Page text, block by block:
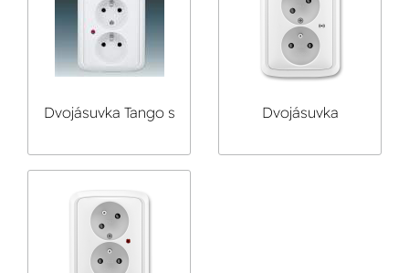
Dvojásuvka Tango s
ochranou s
poruchy
Dvojásuvka
přepěťovou